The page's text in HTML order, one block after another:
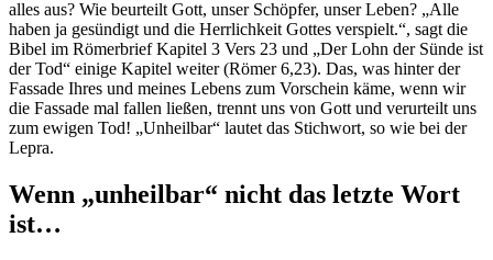
alles aus? Wie beurteilt Gott, unser Schöpfer, unser Leben? „Alle
haben ja gesündigt und die Herrlichkeit Gottes verspielt.“, sagt die
Bibel im Römerbrief Kapitel 3 Vers 23 und „Der Lohn der Sünde ist
der Tod“ einige Kapitel weiter (Römer 6,23). Das, was hinter der
Fassade Ihres und meines Lebens zum Vorschein käme, wenn wir
die Fassade mal fallen ließen, trennt uns von Gott und verurteilt uns
zum ewigen Tod! „Unheilbar“ lautet das Stichwort, so wie bei der
Lepra.
Wenn „unheilbar“ nicht das letzte Wort
ist…